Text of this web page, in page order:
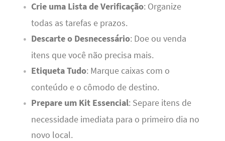
Crie uma Lista de Verificação: Organize
todas as tarefas e prazos.
Descarte o Desnecessário: Doe ou venda
itens que você não precisa mais.
Etiqueta Tudo: Marque caixas com o
conteúdo e o cômodo de destino.
Prepare um Kit Essencial: Separe itens de
necessidade imediata para o primeiro dia no
novo local.